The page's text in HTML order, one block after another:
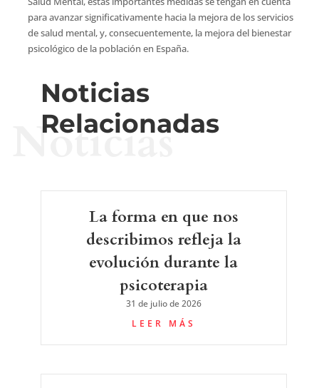
para avanzar significativamente hacia la mejora de los servicios
de salud mental, y, consecuentemente, la mejora del bienestar
psicológico de la población en España.
Noticias
Relacionadas
Noticias
La forma en que nos
describimos refleja la
evolución durante la
psicoterapia
31 de julio de 2026
LEER MÁS